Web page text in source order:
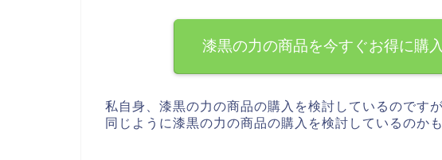
漆黒の力の商品を今すぐお得に購
私自身、漆黒の力の商品の購入を検討しているのです
同じように漆黒の力の商品の購入を検討しているのか